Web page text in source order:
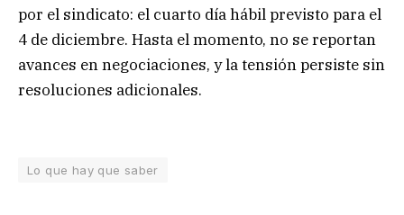
por el sindicato: el cuarto día hábil previsto para el
4 de diciembre. Hasta el momento, no se reportan
avances en negociaciones, y la tensión persiste sin
resoluciones adicionales.
Lo que hay que saber